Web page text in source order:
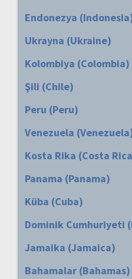
Endonezya
Ukrayna (Ukraine)
Kolombiya (Colombia)
Şili (Chile)
Peru (Peru)
Venezuela
Kosta Rika (Costa
Panama (Panama)
Küba (Cuba)
Dominik Cumhuriyeti
Jamaika (Jamaica)
Bahamalar (Bahamas)